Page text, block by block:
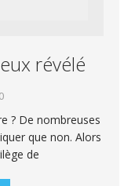
révélé
0
? De nombreuses
que non. Alors
de